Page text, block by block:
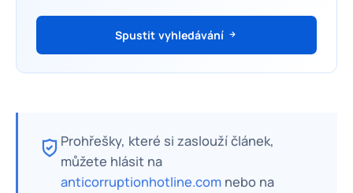
Spustit vyhledávání
Prohřešky, které si zaslouží článek,
můžete hlásit na
anticorruptionhotline.com nebo na